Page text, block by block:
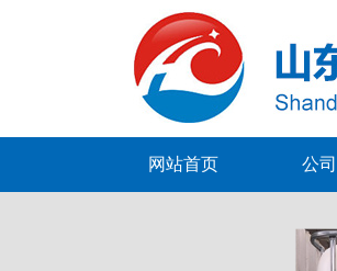
网站首页 公